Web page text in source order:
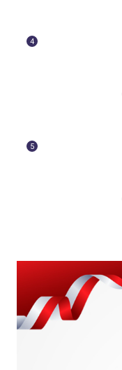
4
5